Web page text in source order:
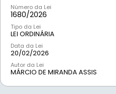
Número da Lei
1680/2026
Tipo da Lei
LEI ORDINÁRIA
Data da Lei
20/02/2026
Autor da Lei
MÁRCIO DE MIRANDA ASSIS